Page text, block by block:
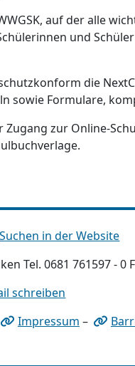
auf der alle
und
die
sowie Formulare,
zur Online-
Suchen in der Website
Tel. 0681 761597 - 0
schreiben
Impressum –